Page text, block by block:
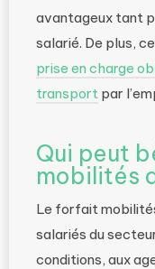
avantageux tant
salarié. De plus,
prise en charge
transport par
Qui peut
mobilités
Le forfait
salariés du
conditions, aux